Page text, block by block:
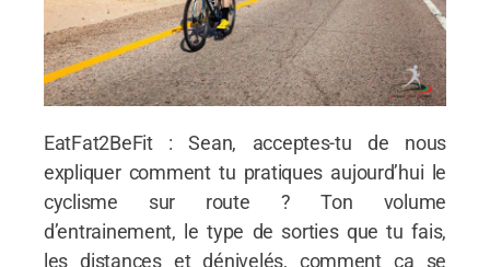
EatFat2BeFit : Sean, acceptes-tu de nous
expliquer comment tu pratiques aujourd’hui le
cyclisme sur route ? Ton volume
d’entrainement, le type de sorties que tu fais,
les distances et dénivelés, comment ça se